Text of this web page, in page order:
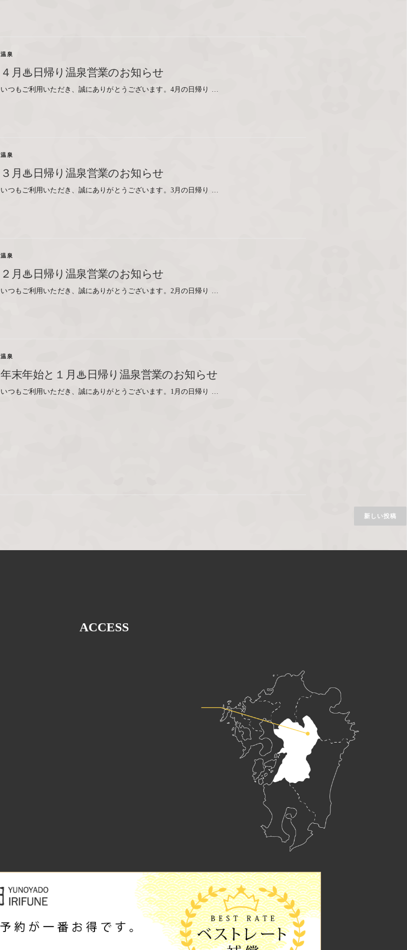
温泉
４月♨日帰り温泉営業のお知らせ
いつもご利用いただき、誠にありがとうございます。4月の日帰り …
温泉
３月♨日帰り温泉営業のお知らせ
いつもご利用いただき、誠にありがとうございます。3月の日帰り …
温泉
２月♨日帰り温泉営業のお知らせ
いつもご利用いただき、誠にありがとうございます。2月の日帰り …
温泉
年末年始と１月♨日帰り温泉営業のお知らせ
いつもご利用いただき、誠にありがとうございます。1月の日帰り …
新しい投稿
ACCESS